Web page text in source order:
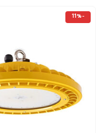
-11%